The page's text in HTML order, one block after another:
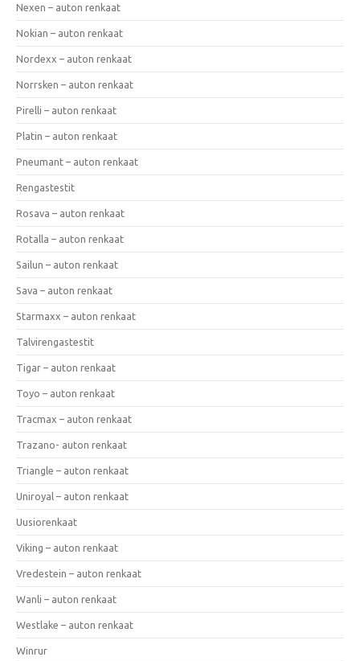
Nexen – auton renkaat
Nokian – auton renkaat
Nordexx – auton renkaat
Norrsken – auton renkaat
Pirelli – auton renkaat
Platin – auton renkaat
Pneumant – auton renkaat
Rengastestit
Rosava – auton renkaat
Rotalla – auton renkaat
Sailun – auton renkaat
Sava – auton renkaat
Starmaxx – auton renkaat
Talvirengastestit
Tigar – auton renkaat
Toyo – auton renkaat
Tracmax – auton renkaat
Trazano- auton renkaat
Triangle – auton renkaat
Uniroyal – auton renkaat
Uusiorenkaat
Viking – auton renkaat
Vredestein – auton renkaat
Wanli – auton renkaat
Westlake – auton renkaat
Winrur